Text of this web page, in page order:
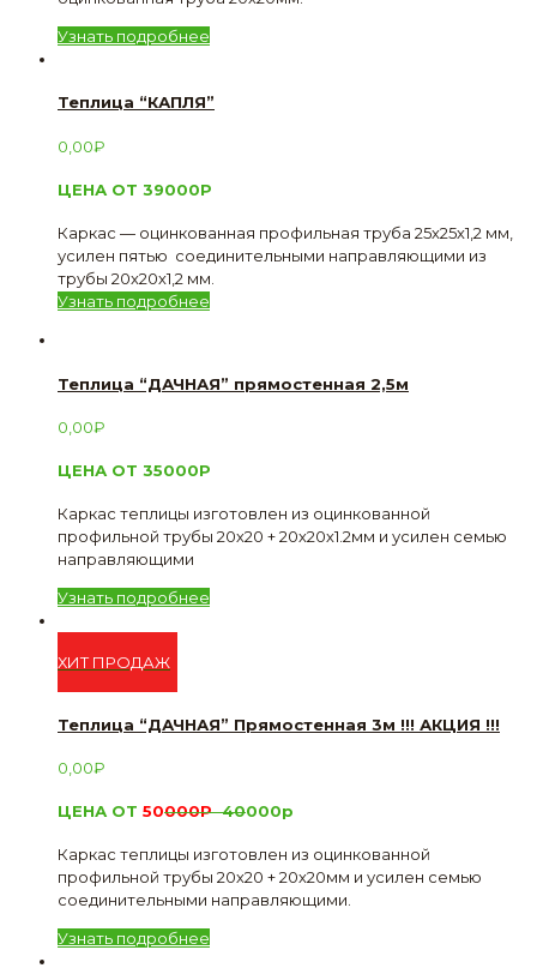
Узнать подробнее
Теплица “КАПЛЯ”
0,00₽
ЦЕНА ОТ 39000Р
Каркас — оцинкованная профильная труба 25х25х1,2 мм,
усилен пятью соединительными направляющими из
трубы 20х20х1,2 мм.
Узнать подробнее
Теплица “ДАЧНАЯ” прямостенная 2,5м
0,00₽
ЦЕНА ОТ 35000Р
Каркас теплицы изготовлен из оцинкованной
профильной трубы 20х20 + 20х20х1.2мм и усилен семью
направляющими
Узнать подробнее
ХИТ ПРОДАЖ
Теплица “ДАЧНАЯ” Прямостенная 3м !!! АКЦИЯ !!!
0,00₽
ЦЕНА ОТ 50000Р40000р
Каркас теплицы изготовлен из оцинкованной
профильной трубы 20х20 + 20х20мм и усилен семью
соединительными направляющими.
Узнать подробнее